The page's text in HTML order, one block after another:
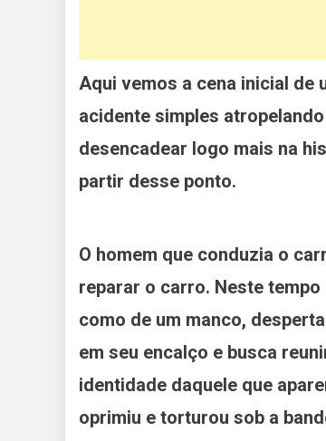
Aqui vemos a cena inicial de
acidente simples
desencadear logo mais na
partir desse ponto.
O homem que conduzia o
reparar o carro. Neste tempo
como de um manco,
em seu encalço e busca
identidade daquele que
oprimiu e torturou sob a